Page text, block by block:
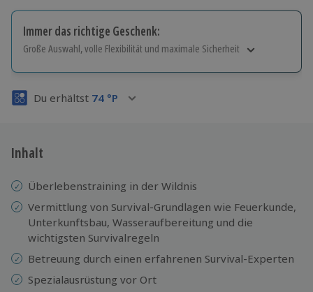
Immer das richtige Geschenk:
Große Auswahl, volle Flexibilität und maximale Sicherheit
Volle Flexibilität
3 Jahre gültig & verlängerbar.
Du erhältst 74 °P
Inhalt
Überlebenstraining in der Wildnis
Vermittlung von Survival-Grundlagen wie Feuerkunde,
Unterkunftsbau, Wasseraufbereitung und die
wichtigsten Survivalregeln
Betreuung durch einen erfahrenen Survival-Experten
Spezialausrüstung vor Ort